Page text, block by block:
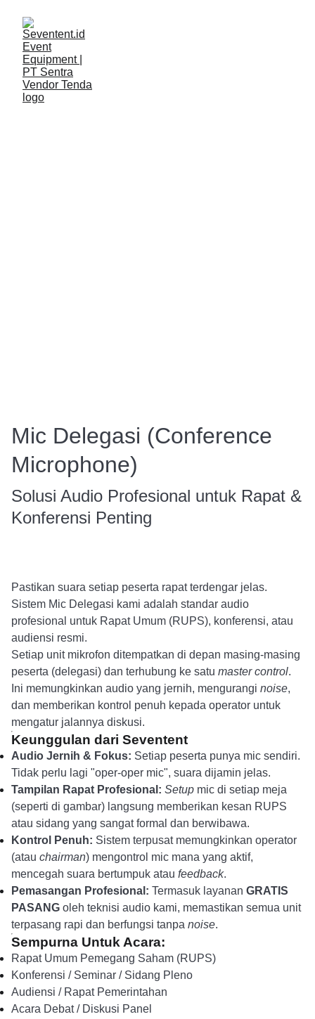
Mic Delegasi (Conference
Microphone)
Solusi Audio Profesional untuk Rapat &
Konferensi Penting
Pastikan suara setiap peserta rapat terdengar jelas.
Sistem Mic Delegasi kami adalah standar audio
profesional untuk Rapat Umum (RUPS), konferensi, atau
audiensi resmi.
Setiap unit mikrofon ditempatkan di depan masing-masing
peserta (delegasi) dan terhubung ke satu master control.
Ini memungkinkan audio yang jernih, mengurangi noise,
dan memberikan kontrol penuh kepada operator untuk
mengatur jalannya diskusi.
Keunggulan dari Seventent
Audio Jernih & Fokus: Setiap peserta punya mic sendiri.
Tidak perlu lagi "oper-oper mic", suara dijamin jelas.
Tampilan Rapat Profesional: Setup mic di setiap meja
(seperti di gambar) langsung memberikan kesan RUPS
atau sidang yang sangat formal dan berwibawa.
Kontrol Penuh: Sistem terpusat memungkinkan operator
(atau chairman) mengontrol mic mana yang aktif,
mencegah suara bertumpuk atau feedback.
Pemasangan Profesional: Termasuk layanan GRATIS
PASANG oleh teknisi audio kami, memastikan semua unit
terpasang rapi dan berfungsi tanpa noise.
Sempurna Untuk Acara:
Rapat Umum Pemegang Saham (RUPS)
Konferensi / Seminar / Sidang Pleno
Audiensi / Rapat Pemerintahan
Acara Debat / Diskusi Panel